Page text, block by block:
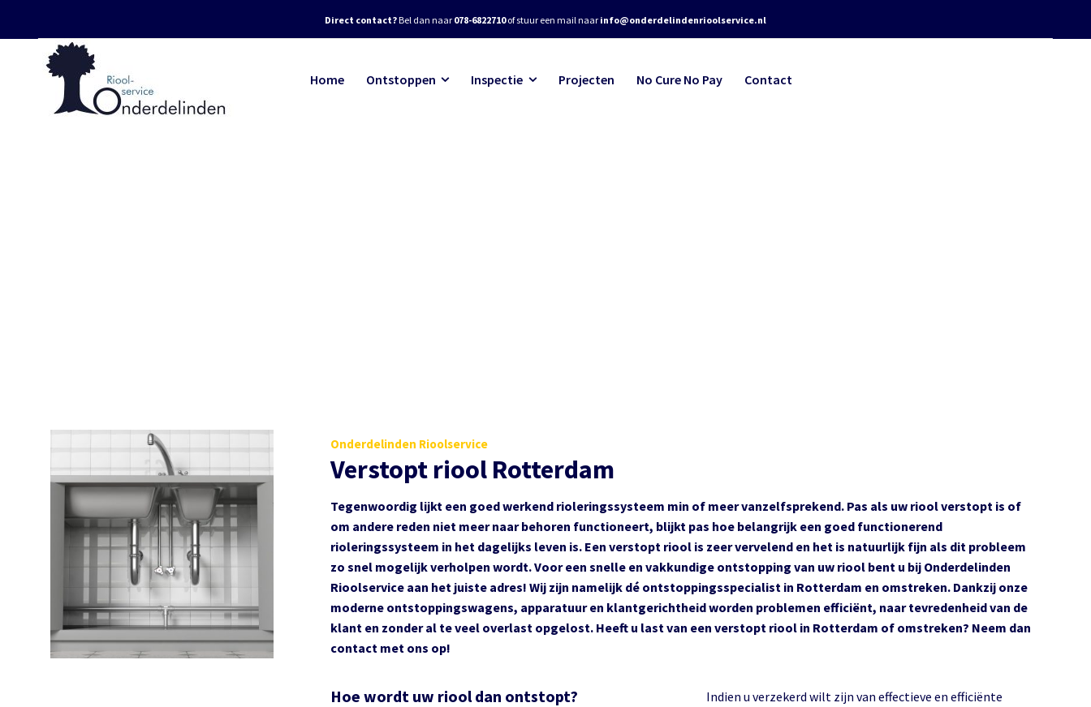
Direct contact?Bel dan naar 078-6822710of stuur een mail naar info@onderdelindenrioolservice.nl
Home Ontstoppen Inspectie Projecten No Cure No Pay Contact
Onderdelinden Rioolservice
Verstopt riool Rotterdam
Tegenwoordig lijkt een goed werkend rioleringssysteem min of meer vanzelfsprekend. Pas als uw riool verstopt is of
om andere reden niet meer naar behoren functioneert, blijkt pas hoe belangrijk een goed functionerend
rioleringssysteem in het dagelijks leven is. Een verstopt riool is zeer vervelend en het is natuurlijk fijn als dit probleem
zo snel mogelijk verholpen wordt. Voor een snelle en vakkundige ontstopping van uw riool bent u bij Onderdelinden
Rioolservice aan het juiste adres! Wij zijn namelijk dé ontstoppingsspecialist in Rotterdam en omstreken. Dankzij onze
moderne ontstoppingswagens, apparatuur en klantgerichtheid worden problemen efficiënt, naar tevredenheid van de
klant en zonder al te veel overlast opgelost. Heeft u last van een verstopt riool in Rotterdam of omstreken? Neem dan
contact met ons op!
Hoe wordt uw riool dan ontstopt?
Indien u verzekerd wilt zijn van effectieve en efficiënte